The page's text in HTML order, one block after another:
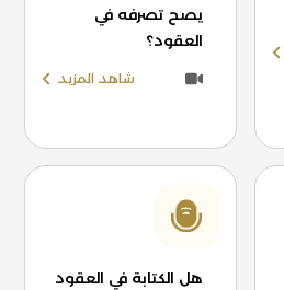
يصح تصرفه في
العقود؟
شاهد المزيد
هل الكتابة في العقود